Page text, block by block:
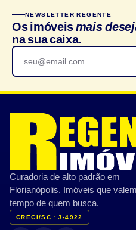
NEWSLETTER REGENTE
Os imóveismais
na sua caixa.
Curadoria de alto padrão em
Florianópolis. Imóveis que
tempo de quem busca.
CRECI/SC · J-4922